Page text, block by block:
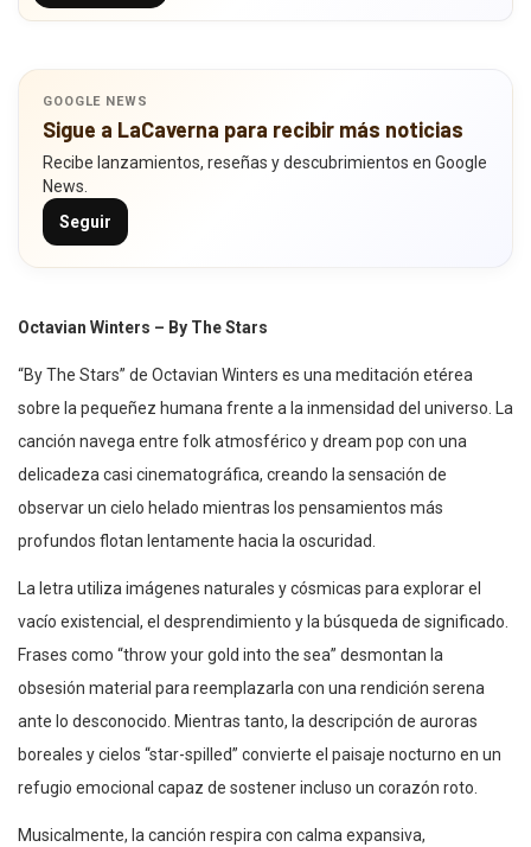
GOOGLE NEWS
Sigue a LaCaverna para recibir más noticias
Recibe lanzamientos, reseñas y descubrimientos en Google
News.
Seguir
Octavian Winters – By The Stars
“By The Stars” de Octavian Winters es una meditación etérea
sobre la pequeñez humana frente a la inmensidad del universo. La
canción navega entre folk atmosférico y dream pop con una
delicadeza casi cinematográfica, creando la sensación de
observar un cielo helado mientras los pensamientos más
profundos flotan lentamente hacia la oscuridad.
La letra utiliza imágenes naturales y cósmicas para explorar el
vacío existencial, el desprendimiento y la búsqueda de significado.
Frases como “throw your gold into the sea” desmontan la
obsesión material para reemplazarla con una rendición serena
ante lo desconocido. Mientras tanto, la descripción de auroras
boreales y cielos “star-spilled” convierte el paisaje nocturno en un
refugio emocional capaz de sostener incluso un corazón roto.
Musicalmente, la canción respira con calma expansiva,